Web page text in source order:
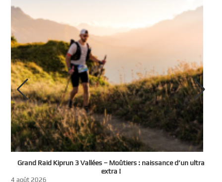
Grand Raid Kiprun 3 Vallées – Moûtiers : naissance d’un ultra
extra !
4 août 2026